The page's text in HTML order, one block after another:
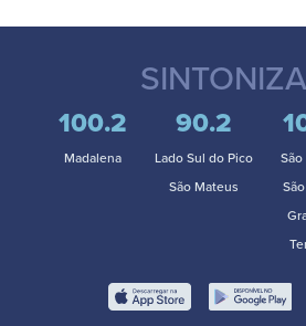
100.2
Madalena
90.2
Lado Sul do Pico
São Mateus
São